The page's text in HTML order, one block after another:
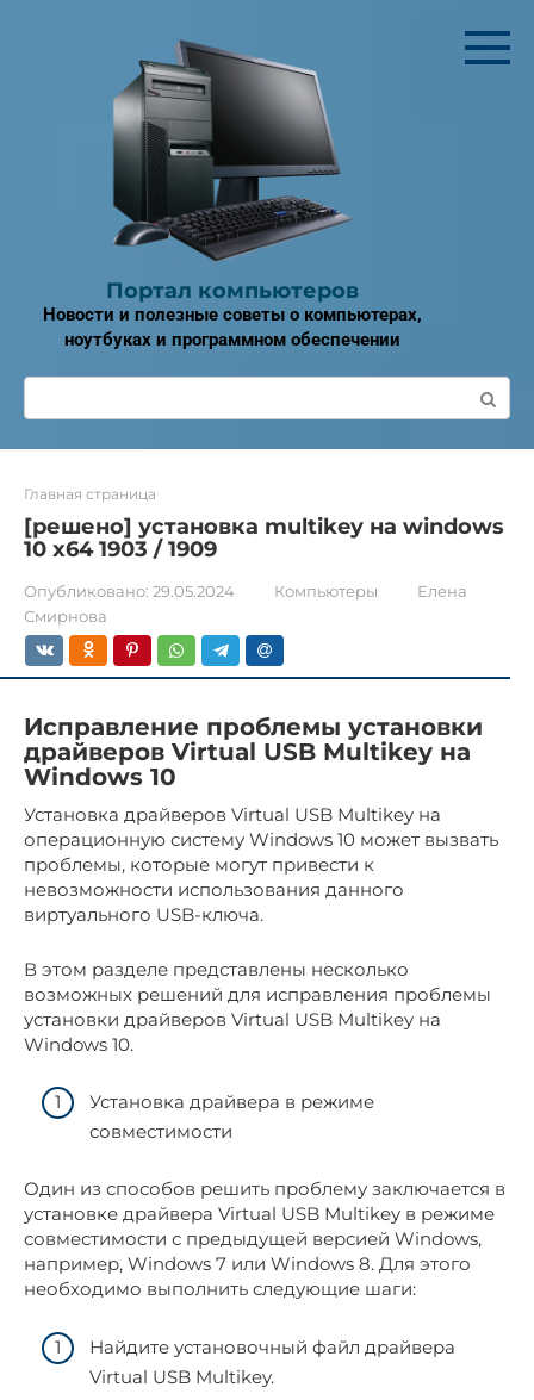
Портал компьютеров
Новости и полезные советы о компьютерах,
ноутбуках и программном обеспечении
Поиск:
Главная страница
[решено] установка multikey на windows
10 x64 1903 / 1909
Опубликовано: 29.05.2024 Компьютеры
Елена
Смирнова
Исправление проблемы установки
драйверов Virtual USB Multikey на
Windows 10
Установка драйверов Virtual USB Multikey на
операционную систему Windows 10 может вызвать
проблемы, которые могут привести к
невозможности использования данного
виртуального USB-ключа.
В этом разделе представлены несколько
возможных решений для исправления проблемы
установки драйверов Virtual USB Multikey на
Windows 10.
Установка драйвера в режиме
совместимости
Один из способов решить проблему заключается в
установке драйвера Virtual USB Multikey в режиме
совместимости с предыдущей версией Windows,
например, Windows 7 или Windows 8. Для этого
необходимо выполнить следующие шаги:
Найдите установочный файл драйвера
Virtual USB Multikey.